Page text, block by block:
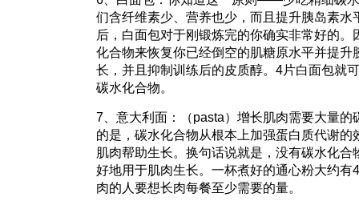
们含纤维素少、营养也少，而且提升胰岛素水
后，白面包对于刚锻炼完的你确实非常好的。
化合物来恢复你已经倒空的肌糖原水平并提升
长，并且抑制训练后的皮质醇。4片白面包就
碳水化合物。
7、意大利面：（pasta）增长肌肉需要大量的
的是，碳水化合物从根本上加强蛋白质代谢的
肌肉帮助生长。换句话说就是，没有碳水化合
好地用于肌肉生长。一杯煮好的通心粉大约有
肉的人要想长肉每餐至少需要的量。